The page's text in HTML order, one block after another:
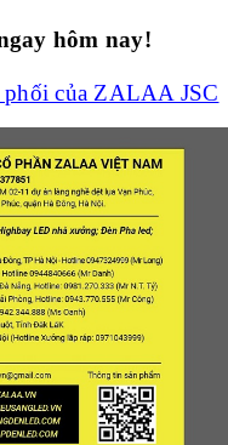
hôm nay!
của ZALAA JSC